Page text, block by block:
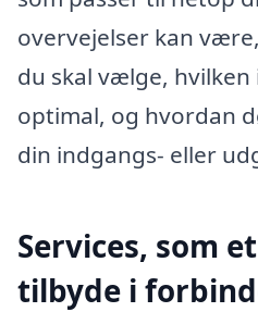
overvejelser kan
du skal vælge,
optimal, og hvordan
din indgangs- eller
Services, som
tilbyde i